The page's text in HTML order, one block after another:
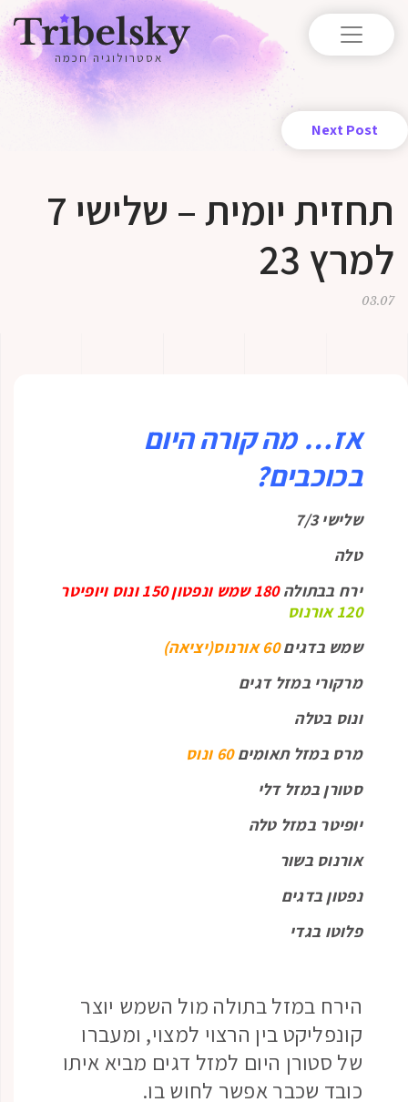
אסטרולוגיה חכמה
Next Post
תחזית יומית – שלישי 7
למרץ 23
03.07
אז… מה קורה היום
בכוכבים?
שלישי 7/3
טלה
ירח בבתולה180 שמש ונפטון 150 ונוס ויופיטר
120 אורנוס
שמש בדגים60 אורנוס(יציאה)
מרקורי במזל דגים
ונוס בטלה
מרס במזל תאומים60 ונוס
סטורן במזל דלי
יופיטר במזל טלה
אורנוס בשור
נפטון בדגים
פלוטו בגדי
הירח במזל בתולה מול השמש יוצר
קונפליקט בין הרצוי למצוי, ומעברו
של סטורן היום למזל דגים מביא איתו
כובד שכבר אפשר לחוש בו.